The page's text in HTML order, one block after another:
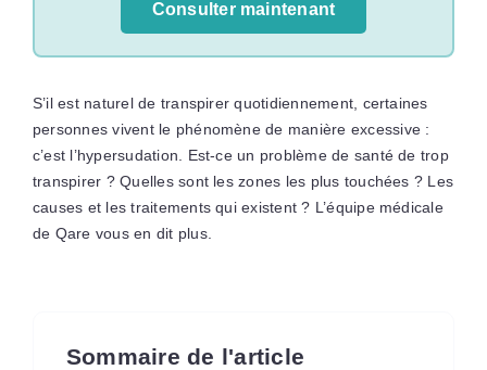
Consulter maintenant
S’il est naturel de transpirer quotidiennement, certaines
personnes vivent le phénomène de manière excessive :
c’est l’hypersudation. Est-ce un problème de santé de trop
transpirer ? Quelles sont les zones les plus touchées ? Les
causes et les traitements qui existent ? L’équipe médicale
de Qare vous en dit plus.
Sommaire de l'article